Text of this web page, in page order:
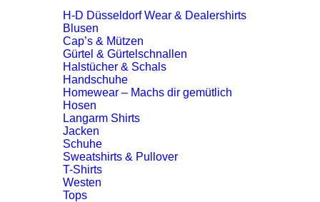
H-D Düsseldorf Wear & Dealershirts
Blusen
Cap’s & Mützen
Gürtel & Gürtelschnallen
Halstücher & Schals
Handschuhe
Homewear – Machs dir gemütlich
Hosen
Langarm Shirts
Jacken
Schuhe
Sweatshirts & Pullover
T-Shirts
Westen
Tops